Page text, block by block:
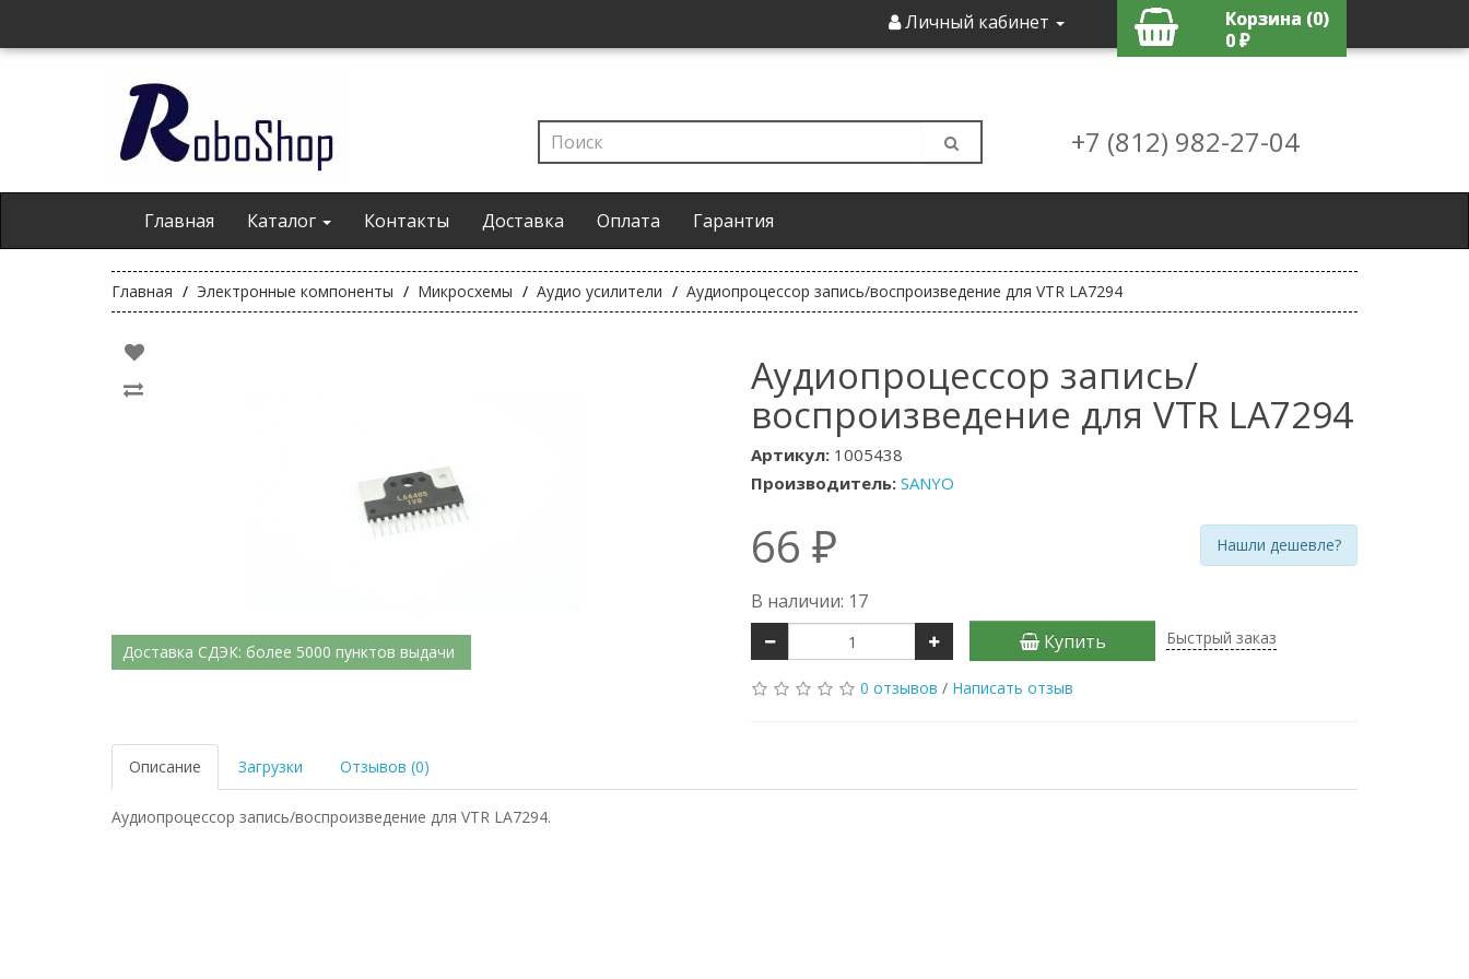
Личный кабинет
Корзина (0)
0 ₽
+7 (812) 982-27-04
Главная Каталог Контакты Доставка Оплата Гарантия
Главная Электронные компоненты Микросхемы Аудио усилители Аудиопроцессор запись/воспроизведение для VTR LA7294
Доставка СДЭК: более 5000 пунктов выдачи
Аудиопроцессор запись/
воспроизведение для VTR LA7294
Артикул: 1005438
Производитель: SANYO
66 ₽ Нашли дешевле?
В наличии: 17
Купить
Быстрый заказ
0 отзывов / Написать отзыв
Описание Загрузки Отзывов (0)
Аудиопроцессор запись/воспроизведение для VTR LA7294.